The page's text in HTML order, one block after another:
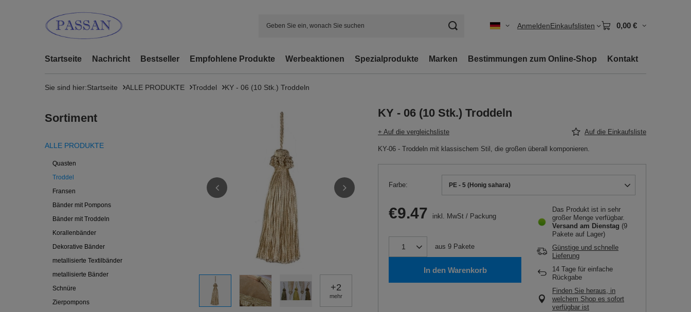
AnmeldenEinkaufslisten 0,00 €
Startseite Nachricht Bestseller Empfohlene Produkte Werbeaktionen Spezialprodukte Marken Bestimmungen zum Online-Shop Kontakt
Sie sind hier:Startseite ALLE PRODUKTE Troddel KY - 06 (10 Stk.) Troddeln
Sortiment
ALLE PRODUKTE
Quasten
Troddel
Fransen
Bänder mit Pompons
Bänder mit Troddeln
Korallenbänder
Dekorative Bänder
metallisierte Textilbänder
metallisierte Bänder
Schnüre
Zierpompons
+2
mehr
KY - 06 (10 Stk.) Troddeln
+ Auf die vergleichsliste Auf die Einkaufsliste
KY-06 - Troddeln mit klassischem Stil, die großen überall komponieren.
Farbe PE - 5 (Honig sahara)
€9.47 inkl. MwSt / Packung
aus 9 Pakete
In den Warenkorb
Das Produkt ist in sehr
großer Menge verfügbar
Versand am Dienstag (9
Pakete auf Lager)
Günstige und schnelle
Lieferung
14 Tage für einfache
Rückgabe
Finden Sie heraus, in
welchem Shop es sofort
verfügbar ist